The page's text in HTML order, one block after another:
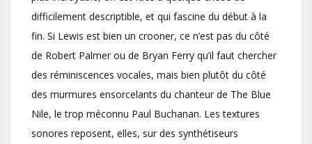
difficilement descriptible, et qui fascine du début à la
fin. Si Lewis est bien un crooner, ce n’est pas du côté
de Robert Palmer ou de Bryan Ferry qu’il faut chercher
des réminiscences vocales, mais bien plutôt du côté
des murmures ensorcelants du chanteur de The Blue
Nile, le trop méconnu Paul Buchanan. Les textures
sonores reposent, elles, sur des synthétiseurs